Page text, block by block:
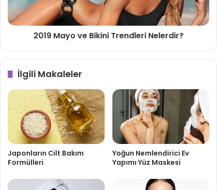
2019 Mayo ve Bikini Trendleri Nelerdir?
İlgili Makaleler
Japonların Cilt Bakım
Formülleri
Yoğun Nemlendirici Ev
Yapımı Yüz Maskesi